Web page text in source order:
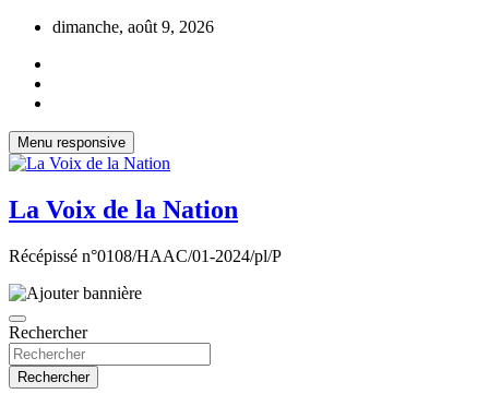
Aller
contenu
dimanche, août 9, 2026
Menu responsive
La Voix de la Nation
Récépissé n°0108/HAAC/01-2024/pl/P
Rechercher
Rechercher